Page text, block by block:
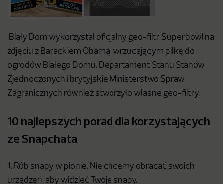
Biały Dom wykorzystał oficjalny geo-filtr Superbowl na
zdjęciu z Barackiem Obamą, wrzucającym piłkę do
ogrodów Białego Domu. Departament Stanu Stanów
Zjednoczonych i brytyjskie Ministerstwo Spraw
Zagranicznych również stworzyło własne geo-filtry.
10 najlepszych porad dla korzystających
ze Snapchata
1. Rób snapy w pionie. Nie chcemy obracać swoich
urządzeń, aby widzieć Twoje snapy.